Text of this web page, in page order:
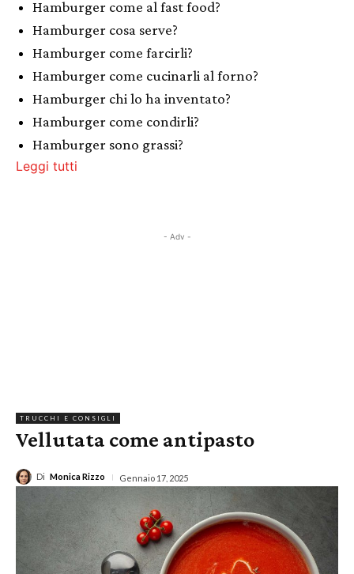
Hamburger come al fast food?
Hamburger cosa serve?
Hamburger come farcirli?
Hamburger come cucinarli al forno?
Hamburger chi lo ha inventato?
Hamburger come condirli?
Hamburger sono grassi?
Leggi tutti
- Adv -